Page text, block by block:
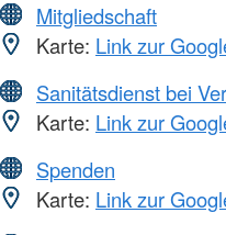
Mitgliedschaft
Karte: Link zur
Sanitätsdienst bei
Karte: Link zur
Spenden
Karte: Link zur